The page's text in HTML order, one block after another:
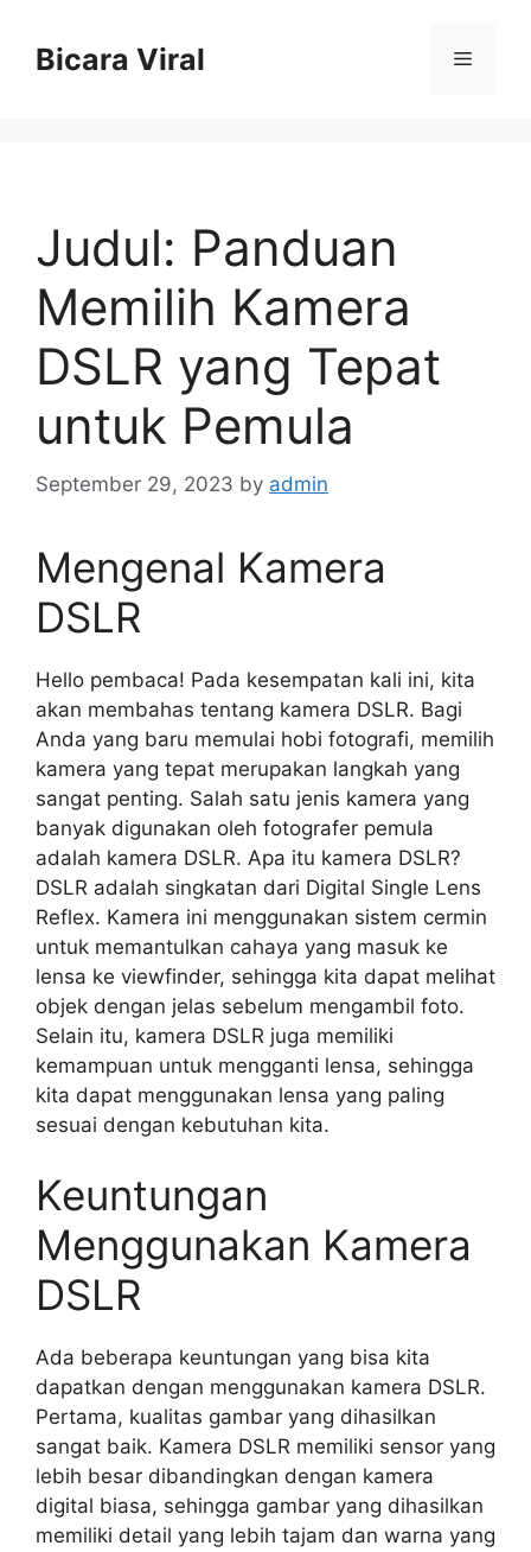
contentBicara Viral Menu
Judul: Panduan
Memilih Kamera
DSLR yang Tepat
untuk Pemula
September 29, 2023 by admin
Mengenal Kamera
DSLR
Hello pembaca! Pada kesempatan kali ini, kita
akan membahas tentang kamera DSLR. Bagi
Anda yang baru memulai hobi fotografi, memilih
kamera yang tepat merupakan langkah yang
sangat penting. Salah satu jenis kamera yang
banyak digunakan oleh fotografer pemula
adalah kamera DSLR. Apa itu kamera DSLR?
DSLR adalah singkatan dari Digital Single Lens
Reflex. Kamera ini menggunakan sistem cermin
untuk memantulkan cahaya yang masuk ke
lensa ke viewfinder, sehingga kita dapat melihat
objek dengan jelas sebelum mengambil foto.
Selain itu, kamera DSLR juga memiliki
kemampuan untuk mengganti lensa, sehingga
kita dapat menggunakan lensa yang paling
sesuai dengan kebutuhan kita.
Keuntungan
Menggunakan Kamera
DSLR
Ada beberapa keuntungan yang bisa kita
dapatkan dengan menggunakan kamera DSLR.
Pertama, kualitas gambar yang dihasilkan
sangat baik. Kamera DSLR memiliki sensor yang
lebih besar dibandingkan dengan kamera
digital biasa, sehingga gambar yang dihasilkan
memiliki detail yang lebih tajam dan warna yang